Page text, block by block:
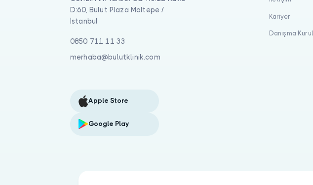
D:60, Bulut Plaza Maltepe /
İstanbul
0850 711 11 33
merhaba@bulutklinik.com
Apple Store
Google Play
Kariyer
Danışma